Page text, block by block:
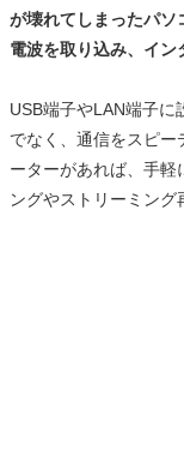
が壊れてしまったパ
電波を取り込み、イン
USB端子やLAN端子に
でなく、通信をスピ
ーターがあれば、手軽
ングやストリーミング